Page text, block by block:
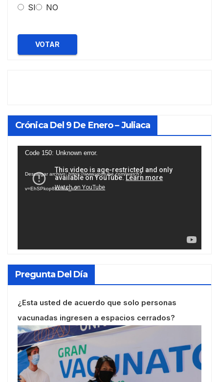
SI NO
VOTAR
Crónica Del 9 De Enero – Juliaca
Reproductor
vídeo
Code 150: Unknown error.
Descargar archivo: https://www.youtube.com/watch?
v=EhSPkop8KPY&_=2
Pregunta Del Día
¿Esta usted de acuerdo que solo personas
vacunadas ingresen a espacios cerrados?